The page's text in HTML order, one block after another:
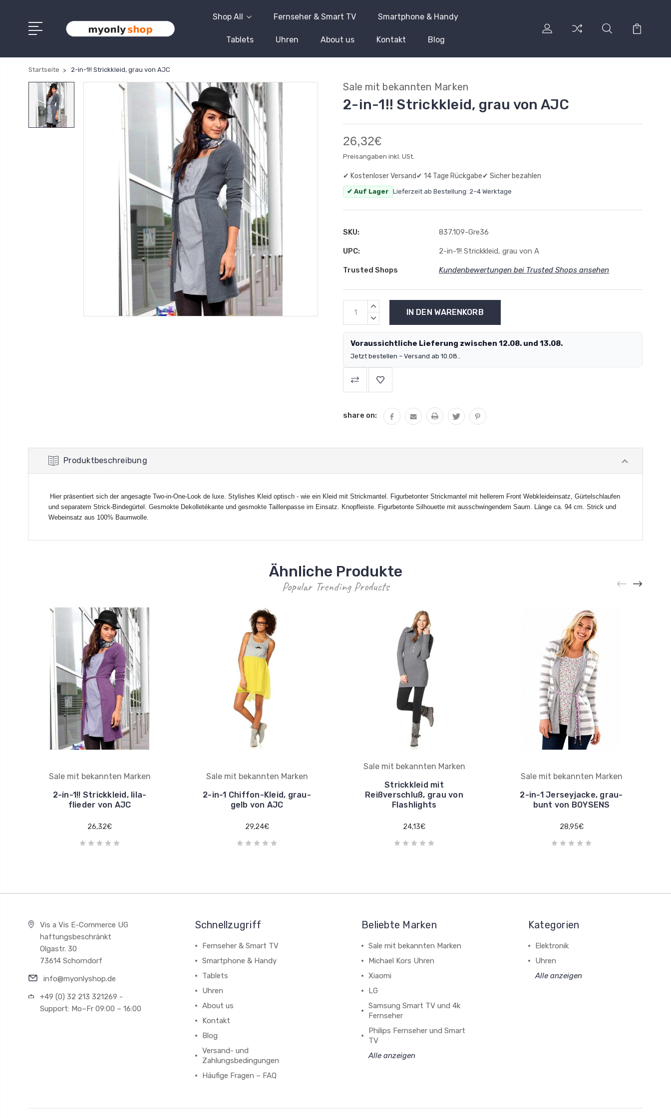
Shop All Fernseher & Smart TV Smartphone & Handy
Tablets Uhren About us Kontakt Blog
Startseite 2-in-1!! Strickkleid, grau von AJC
Sale mit bekannten Marken
2-in-1!! Strickkleid, grau von AJC
26,32€
Preisangaben inkl. USt.
✔ Kostenloser Versand✔ 14 Tage Rückgabe✔ Sicher bezahlen
✔ Auf Lager Lieferzeit ab Bestellung: 2–4 Werktage
SKU: 837.109-Gre36
UPC: 2-in-1!! Strickkleid, grau von A
Trusted Shops Kundenbewertungen bei Trusted Shops ansehen
MENGE
MENGE
Voraussichtliche Lieferung zwischen 12.08. und 13.08.
Jetzt bestellen – Versand ab 10.08..
share on:
Produktbeschreibung
Hier präsentiert sich der angesagte Two-in-One-Look de luxe. Stylishes Kleid optisch - wie ein Kleid mit Strickmantel. Figurbetonter Strickmantel mit hellerem Front Webkleideinsatz, Gürtelschlaufen
und separatem Strick-Bindegürtel. Gesmokte Dekolletékante und gesmokte Taillenpasse im Einsatz. Knopfleiste. Figurbetonte Silhouette mit ausschwingendem Saum. Länge ca. 94 cm. Strick und
Webeinsatz aus 100% Baumwolle.
Ähnliche Produkte
Popular Trending Products
Sale mit bekannten Marken
2-in-1!! Strickkleid, lila-
flieder von AJC
26,32€
Sale mit bekannten Marken
2-in-1 Chiffon-Kleid, grau-
gelb von AJC
29,24€
Sale mit bekannten Marken
Strickkleid mit
Reißverschluß, grau von
Flashlights
24,13€
Sale mit bekannten Marken
2-in-1 Jerseyjacke, grau-
bunt von BOYSENS
28,95€
Vis a Vis E-Commerce UG
haftungsbeschränkt
Olgastr. 30
73614 Schorndorf
info@myonlyshop.de
+49 (0) 32 213 321269 -
Support: Mo–Fr 09:00 – 16:00
Schnellzugriff
Fernseher & Smart TV
Smartphone & Handy
Tablets
Uhren
About us
Kontakt
Blog
Versand- und
Zahlungsbedingungen
Häufige Fragen – FAQ
Beliebte Marken
Sale mit bekannten Marken
Michael Kors Uhren
Xiaomi
LG
Samsung Smart TV und 4k
Fernseher
Philips Fernseher und Smart
TV
Alle anzeigen
Kategorien
Elektronik
Uhren
Alle anzeigen